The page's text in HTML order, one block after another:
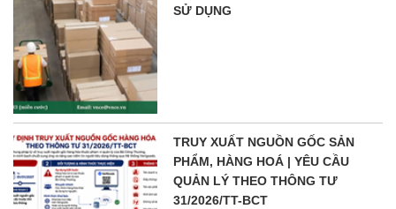
SỬ DỤNG
TRUY XUẤT NGUỒN GỐC SẢN
PHẨM, HÀNG HOÁ | YÊU CẦU
QUẢN LÝ THEO THÔNG TƯ
31/2026/TT-BCT